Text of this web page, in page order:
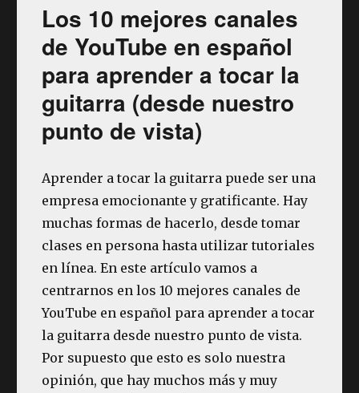
Los 10 mejores canales
de YouTube en español
para aprender a tocar la
guitarra (desde nuestro
punto de vista)
Aprender a tocar la guitarra puede ser una
empresa emocionante y gratificante. Hay
muchas formas de hacerlo, desde tomar
clases en persona hasta utilizar tutoriales
en línea. En este artículo vamos a
centrarnos en los 10 mejores canales de
YouTube en español para aprender a tocar
la guitarra desde nuestro punto de vista.
Por supuesto que esto es solo nuestra
opinión, que hay muchos más y muy